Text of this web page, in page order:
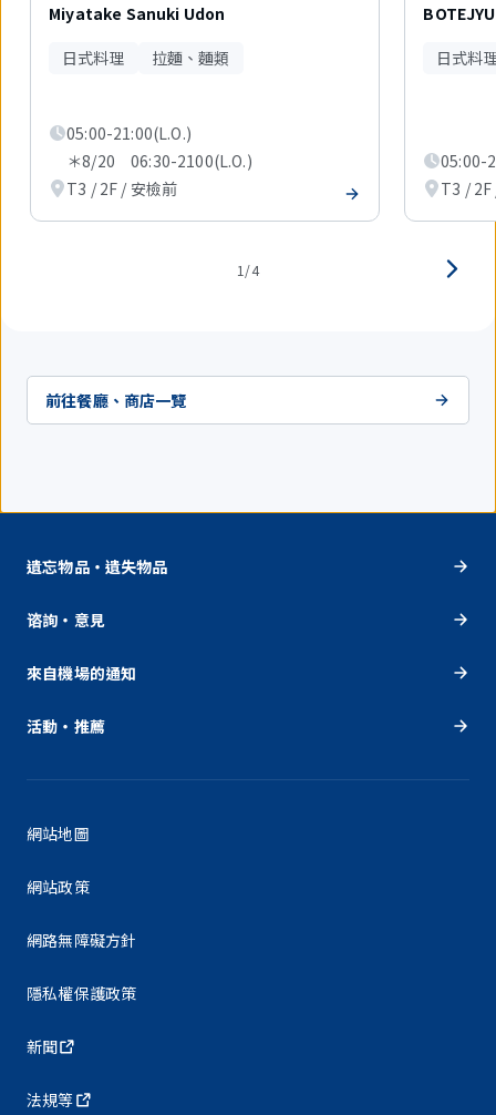
Miyatake Sanuki Udon
日式料理
拉麵、麵類
05:00-21:00(L.O.)
＊8/20 06:30-2100(L.O.)
T3 / 2F / 安檢前
日式料
05:00-
T3 /
1/4
前往餐廳、商店一覽
遺忘物品・遺失物品
谘詢・意見
來自機場的通知
活動・推薦
網站地圖
網站政策
網路無障礙方針
隱私權保護政策
新聞
法規等